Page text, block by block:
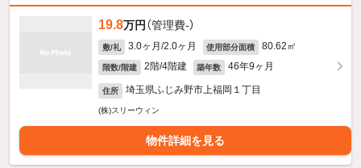
19.8万円 （管理費-）
敷/礼 3.0ヶ月/2.0ヶ月 使用部分面積 80.62㎡
階数/階建 2階/4階建 築年数 46年9ヶ月
住所 埼玉県ふじみ野市上福岡１丁目
(株)スリーウィン
物件詳細を見る